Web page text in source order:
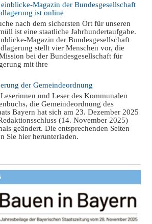
einblicke-Magazin der Bundesgesellschaft
ist online
nach dem sichersten Ort für unseren
ist eine staatliche Jahrhundertaufgabe.
Magazin der Bundesgesellschaft
stellt vier Menschen vor, die
bei der Bundesgesellschaft für
mit ihre
der Gemeindeordnung
und Leser des Kommunalen
die Gemeindeordnung des
Bayern hat sich am 23. Dezember 2025
(14. November 2025)
geändert. Die entsprechenden Seiten
Sie hier herunterladen.